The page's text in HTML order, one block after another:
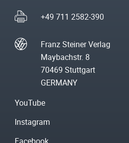
+49 711 2582-390
Franz Steiner Verlag
Maybachstr. 8
70469 Stuttgart
GERMANY
YouTube
Instagram